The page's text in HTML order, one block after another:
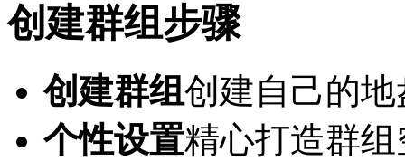
创建群组步骤
创建群组创建自己的地
个性设置精心打造群组